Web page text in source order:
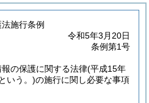
施行条例
令和5年3月20日
条例第1号
の保護に関する法律(平成15年
いう。)の施行に関し必要な事項